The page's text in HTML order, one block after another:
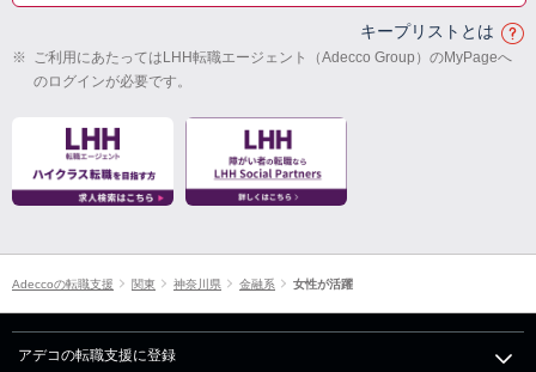
キープリストとは
※ ご利用にあたってはLHH転職エージェント（Adecco Group）のMyPageへ
のログインが必要です。
Adeccoの転職支援 関東 神奈川県 金融系 女性が活躍
アデコの転職支援に登録